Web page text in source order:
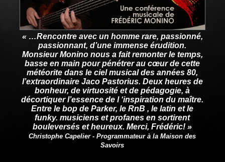
« …Rencontre avec un homme rare, passionné,
passionnant, d’une immense érudition.
Monsieur Monino nous a fait remonter le temps,
basse en main pour pénétrer au cœur de cette
météorite dans le ciel musical des années 80,
l’extraordinaire Jaco Pastorius. Deux heures de
bonheur, de virtuosité et de pédagogie, à
décortiquer l’essence de l ‘inspiration du maître.
Entre le bop de Parker, le RnB , le latin et le
funky. musiciens et profanes en sortirent
bouleversés et heureux. Merci, Frédéric! »
Christophe Capelier - Programmateur à la Maison des
Savoirs